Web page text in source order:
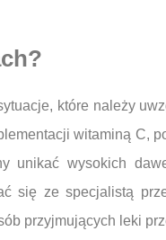
które należy
witaminą C,
unikać wysokich
się ze specjalistą
przyjmujących leki